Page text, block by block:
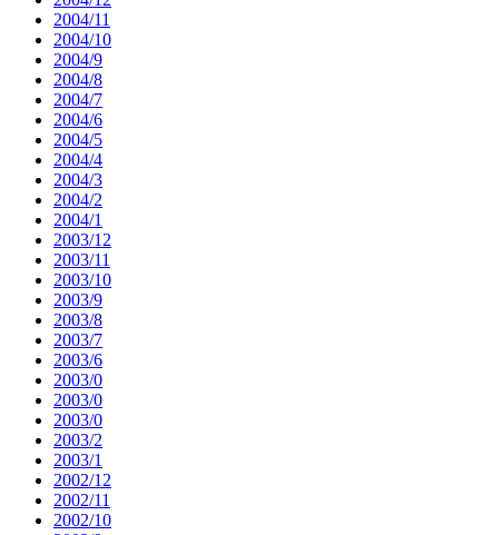
2004/11
2004/10
2004/9
2004/8
2004/7
2004/6
2004/5
2004/4
2004/3
2004/2
2004/1
2003/12
2003/11
2003/10
2003/9
2003/8
2003/7
2003/6
2003/0
2003/0
2003/0
2003/2
2003/1
2002/12
2002/11
2002/10